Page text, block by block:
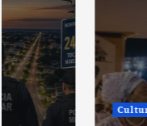
Cultura